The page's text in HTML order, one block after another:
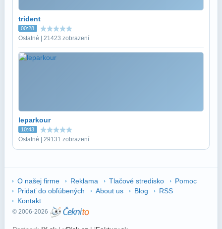
trident
00:28
Ostatné | 21423 zobrazení
leparkour
10:43
Ostatné | 29131 zobrazení
O našej firme Reklama Tlačové stredisko
Pomoc
Pridať do obľúbených
About us Blog
RSS
Kontakt
© 2006-2026